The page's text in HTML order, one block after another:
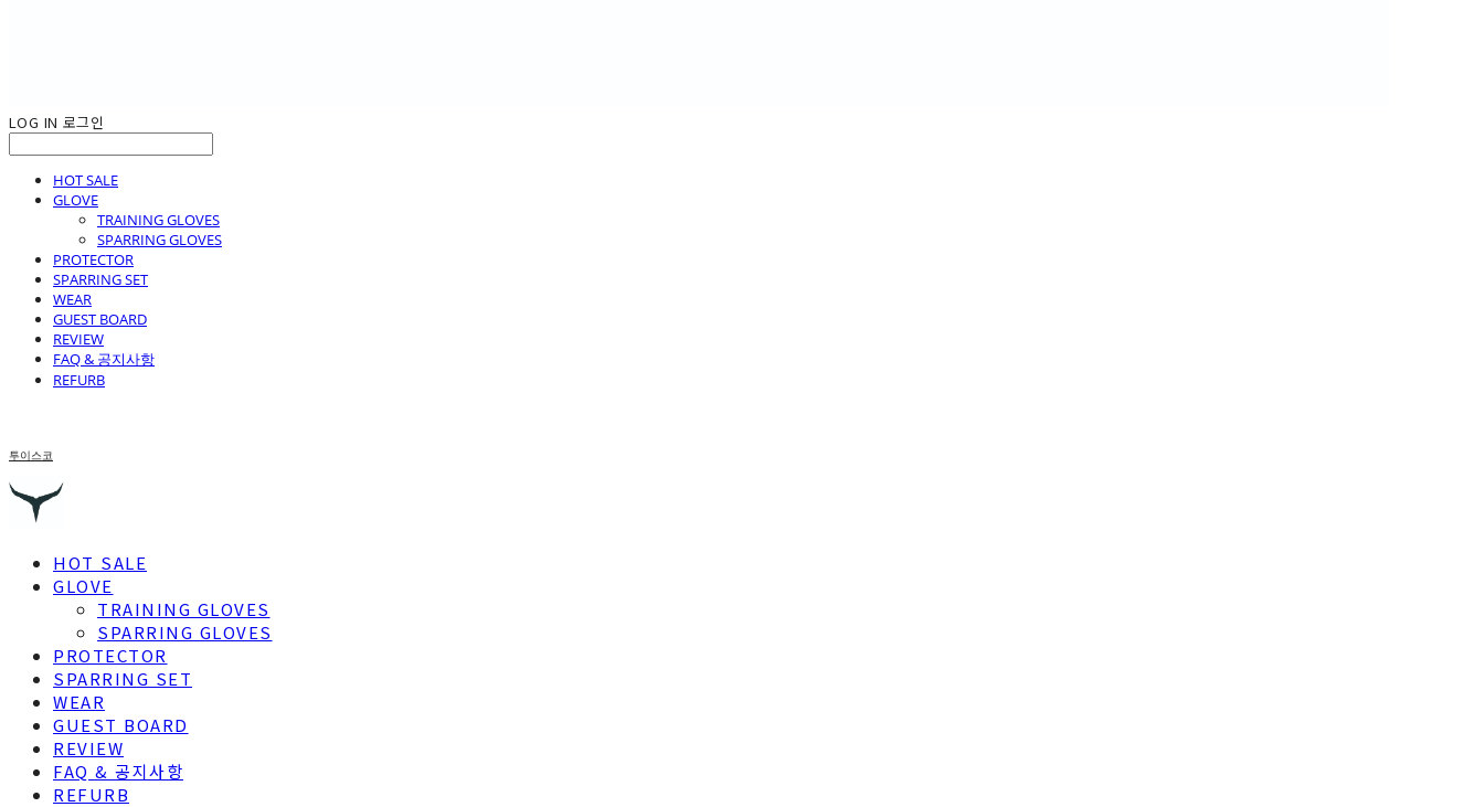
LOG IN 로그인
HOT SALE
GLOVE
TRAINING GLOVES
SPARRING GLOVES
PROTECTOR
SPARRING SET
WEAR
GUEST BOARD
REVIEW
FAQ & 공지사항
REFURB
투이스코
HOT SALE
GLOVE
TRAINING GLOVES
SPARRING GLOVES
PROTECTOR
SPARRING SET
WEAR
GUEST BOARD
REVIEW
FAQ & 공지사항
REFURB